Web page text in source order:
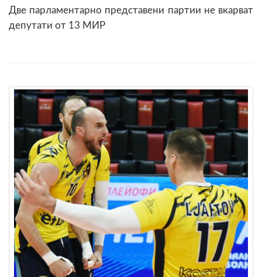
Две парламентарно представени партии не вкарват
депутати от 13 МИР